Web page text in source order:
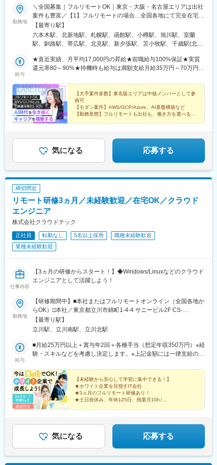
勤務地
＼全国募集｜フルリモートOK｜東京・大阪・名古屋エリアは出社
案件も豊富／【1】フルリモートの場合…全国各地にて完全在宅勤
務が可能！強制的な出社日もありません。【2】出社の場合…本
社、大阪支店、もしくは東京・大阪・名古屋エリアの各プロジェ
クト先※転居を伴う転勤はなし※プロジェクトは希望や適性を考慮
75.6%の社員がリモートにて勤務中！＜リモートワーク率＞フル
リモート64.0%、リモート×出社11.6%、フル出社24.4%――希望
県に社員が在籍。特に東京・大阪・名古屋エリアでは出社ベース
の上流案件が豊富で大手クライアント先の中核メンバーとして参
画するチャンスも！クライアントと直接やりとりしながら要件定
義や設計から携わるため上流工程やPM/PLを目指す方には出社ベ
ースの案件が近道です。【本社】東京都港区西麻布3丁目21-20 霞
第2ビル12-12
【最寄り駅】
六本木駅、北新地駅、札幌駅、函館駅、小樽駅、旭川駅、室蘭
駅、釧路駅、帯広駅、北見駅、新夕張駅、苫小牧駅、千歳駅(北海
上駅、宮古駅、盛駅、久慈駅、仙台駅、石巻駅、杜せきのした
駅、新田駅(宮城県)、多賀城駅、気仙沼駅、いわき駅、郡山駅(福
駅、秋田駅、横手駅、能代駅、湯沢駅、大久保駅(秋田県)、鷹ノ巣
駅、山形駅、鶴岡駅、酒田駅、米沢駅、天童駅、さくらんぼ東根
駅、寒河江駅、新庄駅、水戸駅、つくば駅、日立駅、勝田駅、土
浦駅、古河駅、取手駅、下館駅、笹川駅、牛久駅、龍ケ崎市駅、
守谷駅、水海道駅、宇都宮駅、小山駅、栃木駅、足利駅、佐野
駅、前橋駅、太田駅(群馬県)、伊勢崎駅、桐生駅、館林駅、渋川
駅、川口駅、川越駅、所沢駅、越谷駅、草加駅、春日部駅、上尾
駅、熊谷駅、浦和駅、新座駅、狭山市駅、入間市駅、三郷駅(埼玉
田駅、葛西駅、北千住駅、荻窪駅、大山駅(東京都)、八王子駅、豊
洲駅、亀有駅、品川駅、町田駅、赤羽駅、新宿駅、中野駅(東京
都)、池袋駅、目黒駅、錦糸町駅、渋谷駅、調布駅、上野駅、小平
駅、立川駅、日本橋駅(東京都)、吉祥寺駅、多摩センター駅、青梅
駅、国分寺駅、武蔵小金井駅、昭島駅、東京駅、国立駅、玉川上
水駅、東久留米駅、船橋駅、松戸駅、市川駅、柏駅、五井駅、千
葉駅、流山おおたかの森駅、八千代台駅、習志野駅、浦安駅(千葉
県)、愛宕駅(千葉県)、木更津駅、成田駅、我孫子駅、鎌ケ谷駅、
印西牧の原駅、四街道駅、銚子駅、藤沢駅、横須賀駅、横浜駅、
駅、小田原駅、鎌倉駅、秦野駅、座間駅、伊勢原駅、逗子駅、三
崎口駅、長野駅、松本駅、上田駅、佐久平駅、飯田駅(長野県)、豊
石和温泉駅、富士山駅、山梨市駅、都留市駅、韮崎駅、大月駅、
富山駅、越中中川駅、砺波駅、黒部駅、魚津駅、滑川駅、金沢
駅、福井駅(福井県)、敦賀駅、浜松駅、静岡駅、富士駅、沼津駅、
磐田駅、藤枝駅、岡崎駅、豊橋駅、名古屋駅、刈谷市駅、名鉄一
宮駅、三河安城駅、岐阜駅、各務ケ原駅、多治見駅、可児駅、四
日市駅、津駅、名張駅、布施駅、豊中駅、吹田駅(東海道本線)、梅
田駅(地下鉄)、茨木駅、京都駅、宇治駅(奈良線)、亀岡駅、奈良
駅、天理駅、和歌山駅、姫路駅、西宮駅(ＪＲ線)、尼崎駅(東海道
(東海道本線)、大津駅、草津駅(滋賀県)、彦根駅、八日市駅、倉敷
市駅、岡山駅、津山駅、広島駅、福山駅、呉駅、西条駅(広島県)、
尾道駅、下関駅、山口駅(山口県)、宇部駅、鳥取駅、米子駅、境港
駅、松江駅、出雲市駅、高知駅、古津賀駅、ＪＲ松山駅前駅、今
治駅、宇和島駅、高松駅(香川県)、丸亀駅、徳島駅、阿南駅、鳴門
駅、別府駅(大分県)、中津駅(大分県)、宮崎駅、延岡駅、都城駅、
鹿児島駅、熊本駅、佐賀駅、長崎駅(長崎県)、佐世保駅、那覇空港
駅(鉄道)、秋葉原駅、高田馬場駅、綾瀬駅、豊田駅、溝の口駅、な
んば駅(地下鉄)、心斎橋駅、天王寺駅、金山駅(愛知県)、伏見駅(愛
知県)、博多駅、中洲川端駅、山科駅、久喜駅、本八幡駅(総武
給与
★直近実績、月平均17,000円の昇給★前職給与100%保証★実質
還元率80～90%★待機時も給与は満額支給月給35万円～70万円＋
験・能力等を考慮の上で決定します。※上記金額には、みなし残業
手当（50時間分・104,000円～212,000円）を含みます。超過分は
別途追加支給します。┗残業時間は月平均10時間、多い時でも20
時間程度と安定しております★単価連動型の給与体系ではないた
め、万が一待機になってもその間の給与は満額支給しています。
ア：月給274,000円→月給362,000円・20代/iOSエンジニア：月給
237,000円→月給287,000円・20代/Androidエンジニア：月給
316,000円→月給374,000円・30代/Javaエンジニア（上流）：月
給340,000円→月給418,000円・30代/インフラエンジニア（AWS
設計構築）：月給380,000円→月給440,000円
【大手案件多数】東名阪エリアは中核メンバーとして参
画可
【モダン案件】AWS/GCP/Azure、AI基盤構築など
【勤務形態】フルリモートも出社も、働き方を選べる
気になる 応募する
締切間近
リモート研修3ヵ月／未経験歓迎／在宅OK／クラウド
エンジニア
株式会社クラウドテック
正社員 転勤なし 5名以上採用
職種未経験歓迎
業種未経験歓迎
仕事内容
【3ヵ月の研修からスタート！】◆Windows/Linuxなどのクラウド
エンジニアとして活躍しよう！
勤務地
【研修期間中】■本社またはフルリモートオンライン（全国各地か
らOK）□本社／東京都立川市錦町1-4-4 サニービル2F CS-
245└「立川駅」より徒歩5分└「立川南駅」より徒歩7分└「立川
北駅」より徒歩8分【研修終了後】■東京23区を中心とした全国各
転勤はありません。※すべて徒歩10分以内の駅チカオフィスで
す。※フルリモート・在宅勤務・ハイブリッドワークはプロジェク
【最寄り駅】
立川駅、立川南駅、立川北駅
給与
■月給25万円以上＋賞与年2回＋各種手当（想定年収350万円）※経
験・スキルなどを考慮し決定します。※上記金額には一律支給の住
（期間中は月給23万円以上で、その他の待遇に変更なし）☆ITエ
ンジニア経験がある方は、現職・前職給与を考慮します。【年収
アップイメージ】年収450万円（未経験入社2年目）年収650万円
（未経験入社3年目）年収800万円（未経験入社5年目）
【未経験から安心して学習に集中できる！】
★ホワイト企業を目指すIT会社
★3ヵ月のフルリモート研修あり！
★土日祝休み、年休125日、残業月10h♪
気になる 応募する